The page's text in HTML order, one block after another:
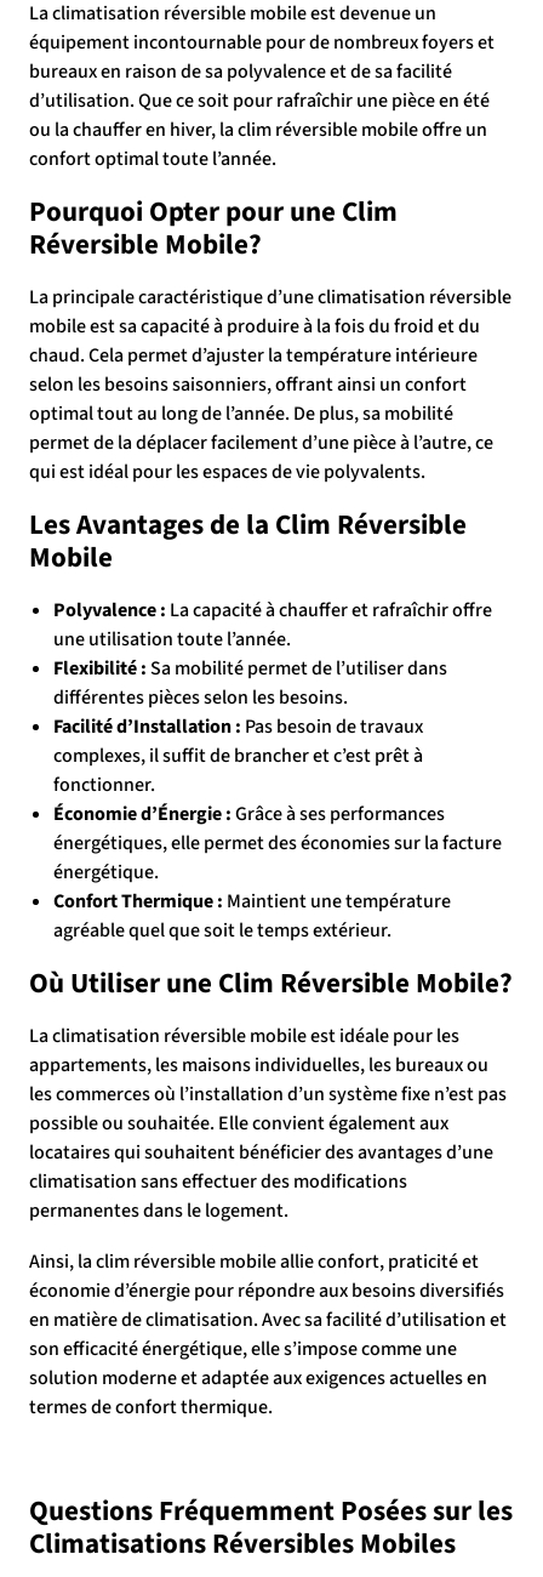
La climatisation réversible mobile est devenue un
équipement incontournable pour de nombreux foyers et
bureaux en raison de sa polyvalence et de sa facilité
d’utilisation. Que ce soit pour rafraîchir une pièce en été
ou la chauffer en hiver, la clim réversible mobile offre un
confort optimal toute l’année.
Pourquoi Opter pour une Clim
Réversible Mobile?
La principale caractéristique d’une climatisation réversible
mobile est sa capacité à produire à la fois du froid et du
chaud. Cela permet d’ajuster la température intérieure
selon les besoins saisonniers, offrant ainsi un confort
optimal tout au long de l’année. De plus, sa mobilité
permet de la déplacer facilement d’une pièce à l’autre, ce
qui est idéal pour les espaces de vie polyvalents.
Les Avantages de la Clim Réversible
Mobile
Polyvalence : La capacité à chauffer et rafraîchir offre
une utilisation toute l’année.
Flexibilité :Sa mobilité permet de l’utiliser dans
différentes pièces selon les besoins.
Facilité d’Installation : Pas besoin de travaux
complexes, il suffit de brancher et c’est prêt à
fonctionner.
Économie d’Énergie :Grâce à ses performances
énergétiques, elle permet des économies sur la facture
énergétique.
Confort Thermique : Maintient une température
agréable quel que soit le temps extérieur.
Où Utiliser une Clim Réversible Mobile?
La climatisation réversible mobile est idéale pour les
appartements, les maisons individuelles, les bureaux ou
les commerces où l’installation d’un système fixe n’est pas
possible ou souhaitée. Elle convient également aux
locataires qui souhaitent bénéficier des avantages d’une
climatisation sans effectuer des modifications
permanentes dans le logement.
Ainsi, la clim réversible mobile allie confort, praticité et
économie d’énergie pour répondre aux besoins diversifiés
en matière de climatisation. Avec sa facilité d’utilisation et
son efficacité énergétique, elle s’impose comme une
solution moderne et adaptée aux exigences actuelles en
termes de confort thermique.
Questions Fréquemment Posées sur les
Climatisations Réversibles Mobiles